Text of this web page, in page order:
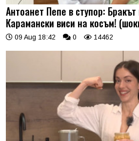
Антоанет Пепе в ступор:
Карамански виси на косъм!
09 Aug 18:42 0 14462